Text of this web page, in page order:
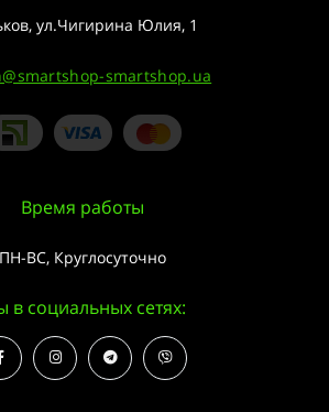
ул.Чигирина Юлия, 1
smartshop.ua
Время работы
ПН-ВС, Круглосуточно
в социальных сетях: